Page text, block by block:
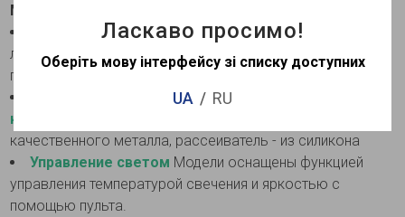
MONICA 75Вт белого цвета:
Светильник имеет стильный “невесомый” и
лаконичный дизайн, имитирующий эффект парения в
пространстве геометрического объекта
Высококачественные материалы и
комплектующие
качественного металла, рассеиватель - из силикона
Управление светом Модели оснащены функцией
управления температурой свечения и яркостью с
помощью пульта.
Ласкаво просимо!
Оберіть мову інтерфейсу зі списку доступних
UA RU